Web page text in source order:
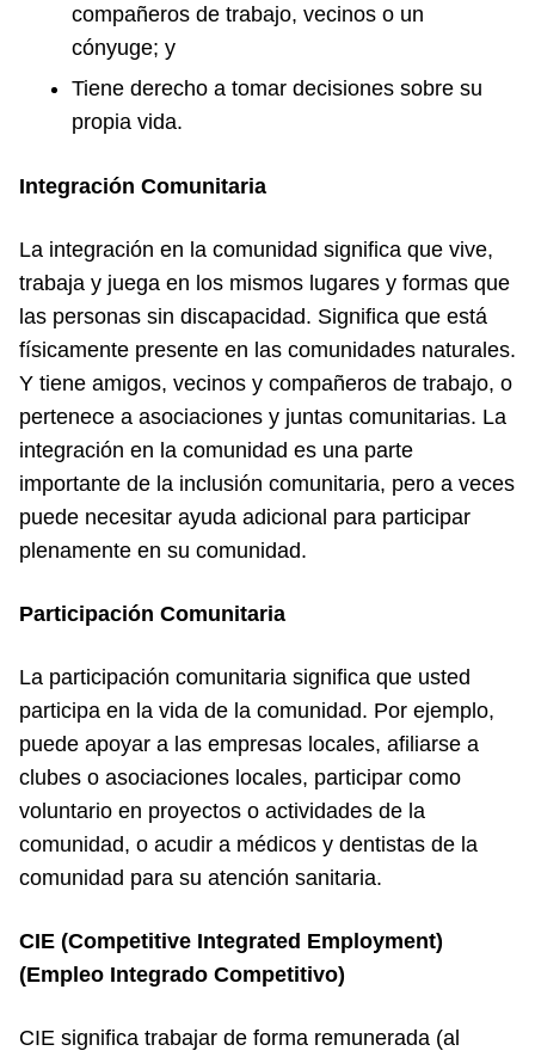
compañeros de trabajo, vecinos o un
cónyuge; y
Tiene derecho a tomar decisiones sobre su
propia vida.
Integración Comunitaria
La integración en la comunidad significa que vive,
trabaja y juega en los mismos lugares y formas que
las personas sin discapacidad. Significa que está
físicamente presente en las comunidades naturales.
Y tiene amigos, vecinos y compañeros de trabajo, o
pertenece a asociaciones y juntas comunitarias. La
integración en la comunidad es una parte
importante de la inclusión comunitaria, pero a veces
puede necesitar ayuda adicional para participar
plenamente en su comunidad.
Participación Comunitaria
La participación comunitaria significa que usted
participa en la vida de la comunidad. Por ejemplo,
puede apoyar a las empresas locales, afiliarse a
clubes o asociaciones locales, participar como
voluntario en proyectos o actividades de la
comunidad, o acudir a médicos y dentistas de la
comunidad para su atención sanitaria.
CIE (Competitive Integrated Employment)
(Empleo Integrado Competitivo)
CIE significa trabajar de forma remunerada (al